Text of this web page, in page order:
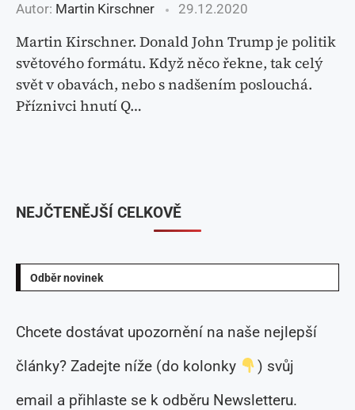
Autor: Martin Kirschner 29.12.2020
Martin Kirschner. Donald John Trump je politik
světového formátu. Když něco řekne, tak celý
svět v obavách, nebo s nadšením poslouchá.
Příznivci hnutí Q…
Odběr novinek
Chcete dostávat upozornění na naše nejlepší
články? Zadejte níže (do kolonky
) svůj
email a přihlaste se k odběru Newsletteru.
NEJČTENĚJŠÍ CELKOVĚ